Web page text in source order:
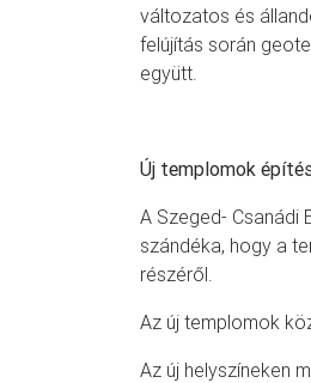
változatos és
felújítás során
együtt.
Új templomok
A Szeged- Csanádi
szándéka, hogy a
részéről.
Az új templomok
Az új helyszíneken